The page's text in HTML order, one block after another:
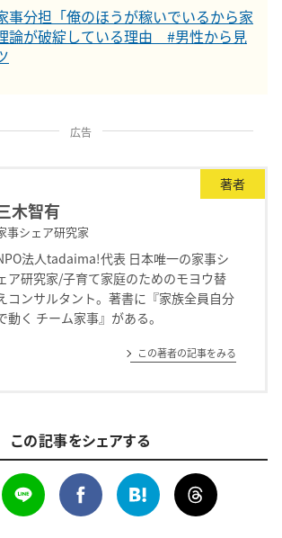
事分担「俺のほうが稼いでいるから家
論が破綻している理由 #男性から見
広告
著者
木智有
事シェア研究家
法人tadaima!代表 日本唯一の家事シ
ア研究家/子育て家庭のためのモヨウ替
コンサルタント。著書に『家族全員自分
動く チーム家事』がある。
この著者の記事をみる
この記事をシェアする